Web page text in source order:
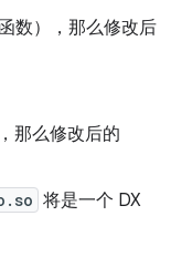
数），那么修改后
那么修改后的
将是一个 DX